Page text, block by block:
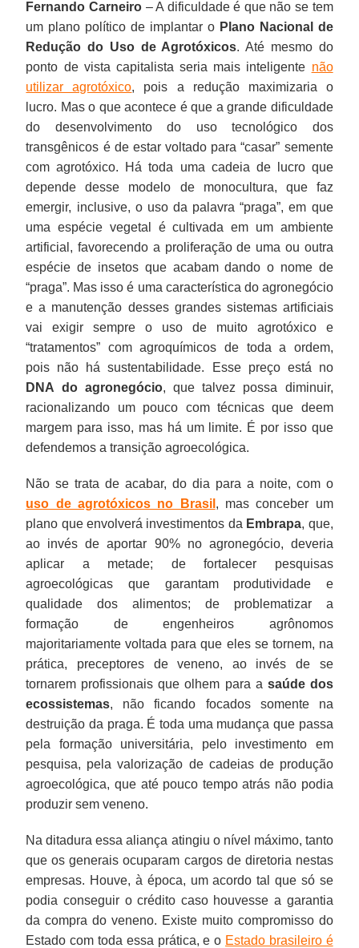
Fernando Carneiro– A dificuldade é que não se tem
um plano político de implantar o Plano Nacional de
Redução do Uso de Agrotóxicos. Até mesmo do
ponto de vista capitalista seria mais inteligente não
utilizar agrotóxico, pois a redução maximizaria o
lucro. Mas o que acontece é que a grande dificuldade
do desenvolvimento do uso tecnológico dos
transgênicos é de estar voltado para “casar” semente
com agrotóxico. Há toda uma cadeia de lucro que
depende desse modelo de monocultura, que faz
emergir, inclusive, o uso da palavra “praga”, em que
uma espécie vegetal é cultivada em um ambiente
artificial, favorecendo a proliferação de uma ou outra
espécie de insetos que acabam dando o nome de
“praga”. Mas isso é uma característica do agronegócio
e a manutenção desses grandes sistemas artificiais
vai exigir sempre o uso de muito agrotóxico e
“tratamentos” com agroquímicos de toda a ordem,
pois não há sustentabilidade. Esse preço está no
DNA do agronegócio, que talvez possa diminuir,
racionalizando um pouco com técnicas que deem
margem para isso, mas há um limite. É por isso que
defendemos a transição agroecológica.
Não se trata de acabar, do dia para a noite, com o
uso de agrotóxicos no Brasil , mas conceber um
plano que envolverá investimentos da Embrapa, que,
ao invés de aportar 90% no agronegócio, deveria
aplicar a metade; de fortalecer pesquisas
agroecológicas que garantam produtividade e
qualidade dos alimentos; de problematizar a
formação de engenheiros agrônomos
majoritariamente voltada para que eles se tornem, na
prática, preceptores de veneno, ao invés de se
tornarem profissionais que olhem para a saúde dos
ecossistemas, não ficando focados somente na
destruição da praga. É toda uma mudança que passa
pela formação universitária, pelo investimento em
pesquisa, pela valorização de cadeias de produção
agroecológica, que até pouco tempo atrás não podia
produzir sem veneno.
Na ditadura essa aliança atingiu o nível máximo, tanto
que os generais ocuparam cargos de diretoria nestas
empresas. Houve, à época, um acordo tal que só se
podia conseguir o crédito caso houvesse a garantia
da compra do veneno. Existe muito compromisso do
Estado com toda essa prática, e o Estado brasileiro é